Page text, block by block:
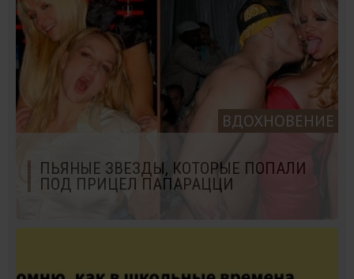
ВДОХНОВЕНИЕ
ПЬЯНЫЕ ЗВЕЗДЫ, КОТОРЫЕ ПОПАЛИ
ПОД ПРИЦЕЛ ПАПАРАЦЦИ